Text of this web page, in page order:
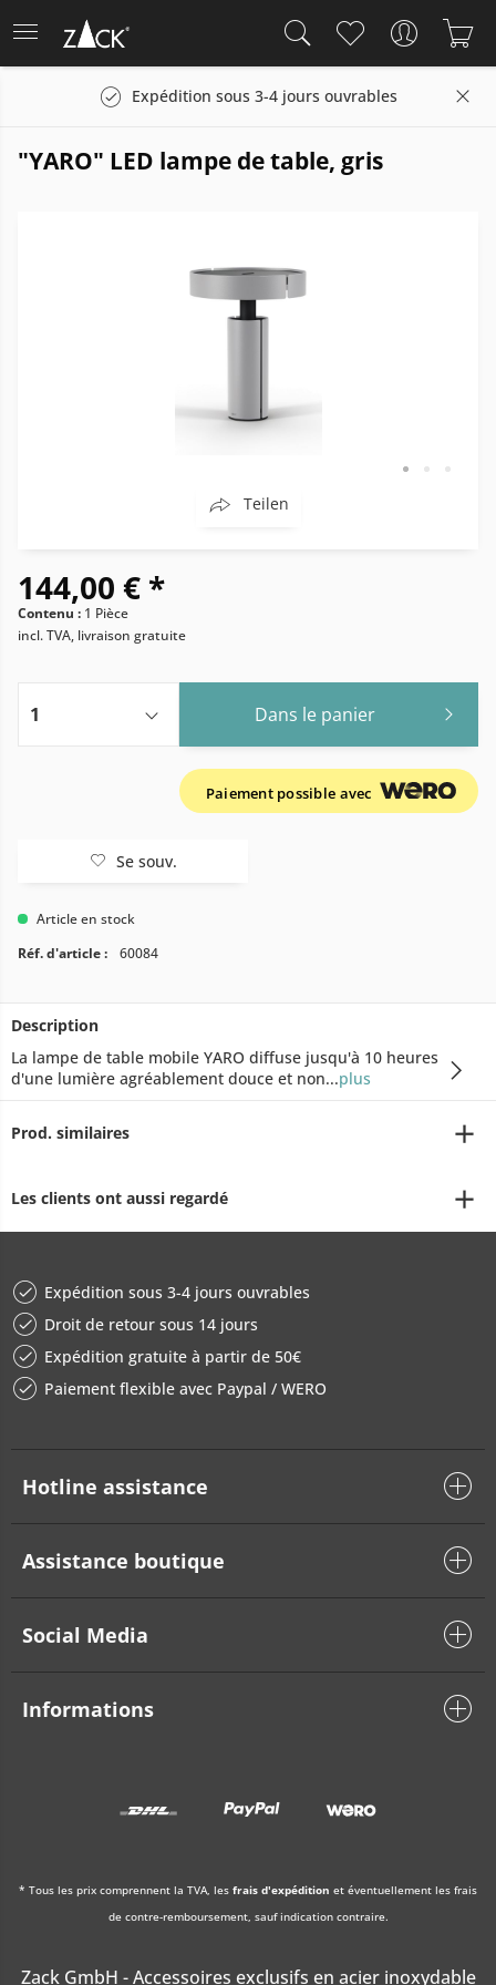
Expédition sous 3-4 jours ouvrables
"YARO" LED lampe de table, gris
Teilen
144,00 € *
Contenu : 1 Pièce
incl. TVA, livraison gratuite
Dans le panier
Paiement possible avec
Se souv.
Article en stock
Réf. d'article :
60084
Description
La lampe de table mobile YARO diffuse jusqu'à 10 heures
d'une lumière agréablement douce et non...plus
Prod. similaires
Les clients ont aussi regardé
Expédition sous 3-4 jours ouvrables
Droit de retour sous 14 jours
Expédition gratuite à partir de 50€
Paiement flexible avec Paypal / WERO
Hotline assistance
Assistance boutique
Social Media
Informations
* Tous les prix comprennent la TVA, les frais d'expédition et éventuellement les frais
de contre-remboursement, sauf indication contraire.
Zack GmbH - Accessoires exclusifs en acier inoxydable